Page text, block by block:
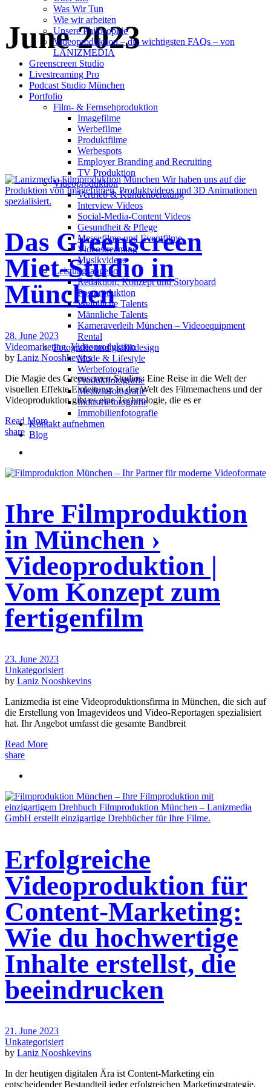
Was Wir Tun
Wie wir arbeiten
Unsere Philosophie
Videoproduktion – die wichtigsten FAQs – von
LANIZMEDIA
Greenscreen Studio
Livestreaming Pro
Podcast Studio München
Portfolio
Film- & Fernsehproduktion
Imagefilme
Werbefilme
Produktfilme
Werbespots
Employer Branding and Recruiting
TV Produktion
Videoproduktion
Vertrieb & Kundenberatung
Interview Videos
Social-Media-Content Videos
Gesundheit & Pflege
Mes­se­filme und Eventfilme
Video­strea­ming
Musikvideos
Leis­tungs­an­ge­bot
Redak­ti­on, Kon­zept und Storyboard
Post­pro­duk­ti­on
Weiblliche Talents
Männliche Talents
Kameraverleih München – Videoequipment
Rental
Fotografie und grafikdesign
Mode & Lifestyle
Werbefotografie
Produktfotografie
Medizinfotografie
Industriefotografie
Immobilienfotografie
Kontakt aufnehmen
Blog
June 2023
Das Greenscreen
Miet-Studio in
München
28. June 2023
Videomarketing,Videoproduktion
by Laniz Nooshkevins
Die Magie des Greenscreen-Studios: Eine Reise in die Welt der
visuellen Effekte Einleitung: In der Welt des Filmemachens und der
Videoproduktion gibt es eine Technologie, die es er
Read More
share
Ihre Filmproduktion
in München ›
Videoproduktion |
Vom Konzept zum
fertigenfilm
23. June 2023
Unkategorisiert
by Laniz Nooshkevins
Lanizmedia ist eine Videoproduktionsfirma in München, die sich auf
die Erstellung von Imagevideos und Video-Reportagen spezialisiert
hat. Ihr Angebot umfasst die gesamte Bandbreit
Read More
share
Erfolgreiche
Videoproduktion für
Content-Marketing:
Wie du hochwertige
Inhalte erstellst, die
beeindrucken
21. June 2023
Unkategorisiert
by Laniz Nooshkevins
In der heutigen digitalen Ära ist Content-Marketing ein
entscheidender Bestandteil jeder erfolgreichen Marketingstrategie.